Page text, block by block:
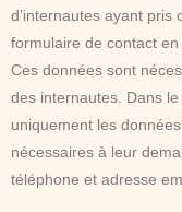
d’internautes ayant pris
formulaire de contact en
Ces données sont
des internautes. Dans
uniquement les
nécessaires à leur
téléphone et adresse